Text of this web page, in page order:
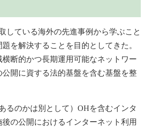
している海外の先進事例から学ぶこと
を解決することを目的としてきた。
断的かつ長期運用可能なネットワー
開に資する法的基盤を含む基盤を整
るのかは別として）OHを含むインタ
の公開におけるインターネット利用